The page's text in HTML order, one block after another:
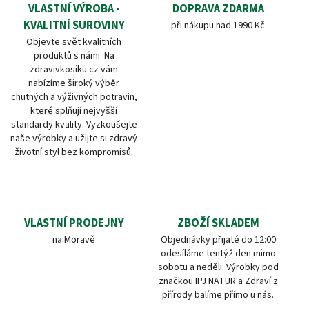
VLASTNÍ VÝROBA -
KVALITNÍ SUROVINY
Objevte svět kvalitních
produktů s námi. Na
zdravivkosiku.cz vám
nabízíme široký výběr
chutných a výživných potravin,
které splňují nejvyšší
standardy kvality. Vyzkoušejte
naše výrobky a užijte si zdravý
životní styl bez kompromisů.
DOPRAVA ZDARMA
při nákupu nad 1990 Kč
VLASTNÍ PRODEJNY
na Moravě
ZBOŽÍ SKLADEM
Objednávky přijaté do 12:00
odesíláme tentýž den mimo
sobotu a neděli. Výrobky pod
značkou IPJ NATUR a Zdraví z
přírody balíme přímo u nás.